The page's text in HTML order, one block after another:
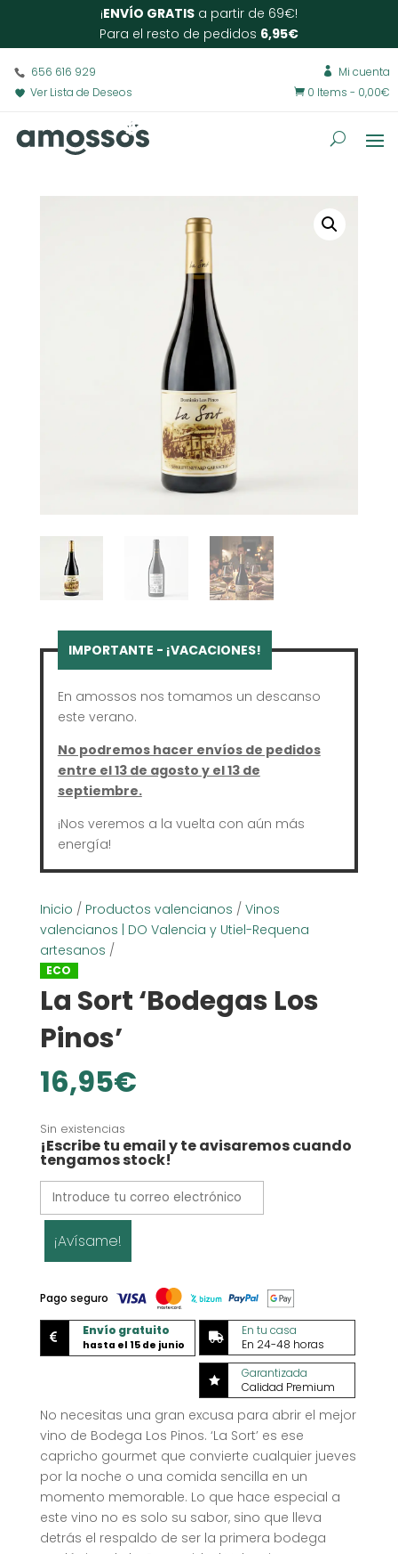
¡ENVÍO GRATIS a partir de 69€!
Para el resto de pedidos 6,95€
656 616 929
Ver Lista de Deseos
 Mi cuenta
 0 Items - 0,00€
En amossos nos tomamos un descanso
este verano.
No podremos hacer envíos de pedidos
entre el 13 de agosto y el 13 de
septiembre.
¡Nos veremos a la vuelta con aún más
energía!
Inicio / Productos valencianos / Vinos
valencianos | DO Valencia y Utiel-Requena
artesanos /
ECO
La Sort ‘Bodegas Los
Pinos’
16,95€
Sin existencias
¡Escribe tu email y te avisaremos cuando
tengamos stock!
¡Avísame!
Pago seguro
 Envío gratuito
hasta el 15 de junio

En tu casa
En 24-48 horas

Garantizada
Calidad Premium
No necesitas una gran excusa para abrir el mejor
vino de Bodega Los Pinos. ‘La Sort’ es ese
capricho gourmet que convierte cualquier jueves
por la noche o una comida sencilla en un
momento memorable. Lo que hace especial a
este vino no es solo su sabor, sino que lleva
detrás el respaldo de ser la primera bodega